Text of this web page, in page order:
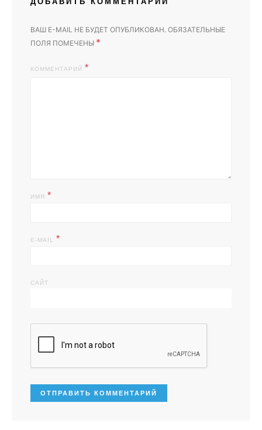
ВАШ E-MAIL НЕ БУДЕТ ОПУБЛИКОВАН. ОБЯЗАТЕЛЬНЫЕ
ПОЛЯ ПОМЕЧЕНЫ *
КОММЕНТАРИЙ
ИМЯ *
E-MAIL *
САЙТ